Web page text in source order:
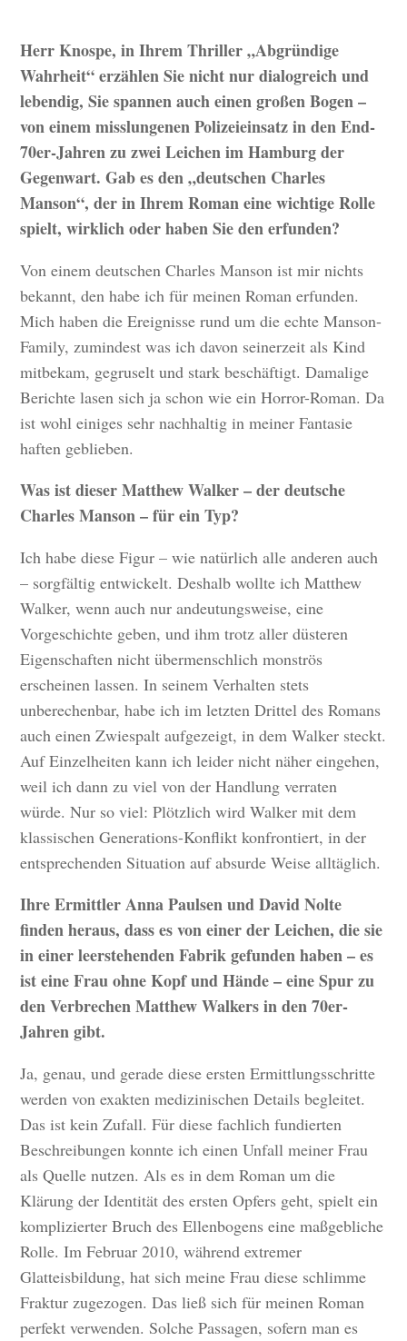
Herr Knospe, in Ihrem Thriller „Abgründige
Wahrheit“ erzählen Sie nicht nur dialogreich und
lebendig, Sie spannen auch einen großen Bogen –
von einem misslungenen Polizeieinsatz in den End-
70er-Jahren zu zwei Leichen im Hamburg der
Gegenwart. Gab es den „deutschen Charles
Manson“, der in Ihrem Roman eine wichtige Rolle
spielt, wirklich oder haben Sie den erfunden?
Von einem deutschen Charles Manson ist mir nichts
bekannt, den habe ich für meinen Roman erfunden.
Mich haben die Ereignisse rund um die echte Manson-
Family, zumindest was ich davon seinerzeit als Kind
mitbekam, gegruselt und stark beschäftigt. Damalige
Berichte lasen sich ja schon wie ein Horror-Roman. Da
ist wohl einiges sehr nachhaltig in meiner Fantasie
haften geblieben.
Was ist dieser Matthew Walker – der deutsche
Charles Manson – für ein Typ?
Ich habe diese Figur – wie natürlich alle anderen auch
– sorgfältig entwickelt. Deshalb wollte ich Matthew
Walker, wenn auch nur andeutungsweise, eine
Vorgeschichte geben, und ihm trotz aller düsteren
Eigenschaften nicht übermenschlich monströs
erscheinen lassen. In seinem Verhalten stets
unberechenbar, habe ich im letzten Drittel des Romans
auch einen Zwiespalt aufgezeigt, in dem Walker steckt.
Auf Einzelheiten kann ich leider nicht näher eingehen,
weil ich dann zu viel von der Handlung verraten
würde. Nur so viel: Plötzlich wird Walker mit dem
klassischen Generations-Konflikt konfrontiert, in der
entsprechenden Situation auf absurde Weise alltäglich.
Ihre Ermittler Anna Paulsen und David Nolte
finden heraus, dass es von einer der Leichen, die sie
in einer leerstehenden Fabrik gefunden haben – es
ist eine Frau ohne Kopf und Hände – eine Spur zu
den Verbrechen Matthew Walkers in den 70er-
Jahren gibt.
Ja, genau, und gerade diese ersten Ermittlungsschritte
werden von exakten medizinischen Details begleitet.
Das ist kein Zufall. Für diese fachlich fundierten
Beschreibungen konnte ich einen Unfall meiner Frau
als Quelle nutzen. Als es in dem Roman um die
Klärung der Identität des ersten Opfers geht, spielt ein
komplizierter Bruch des Ellenbogens eine maßgebliche
Rolle. Im Februar 2010, während extremer
Glatteisbildung, hat sich meine Frau diese schlimme
Fraktur zugezogen. Das ließ sich für meinen Roman
perfekt verwenden. Solche Passagen, sofern man es